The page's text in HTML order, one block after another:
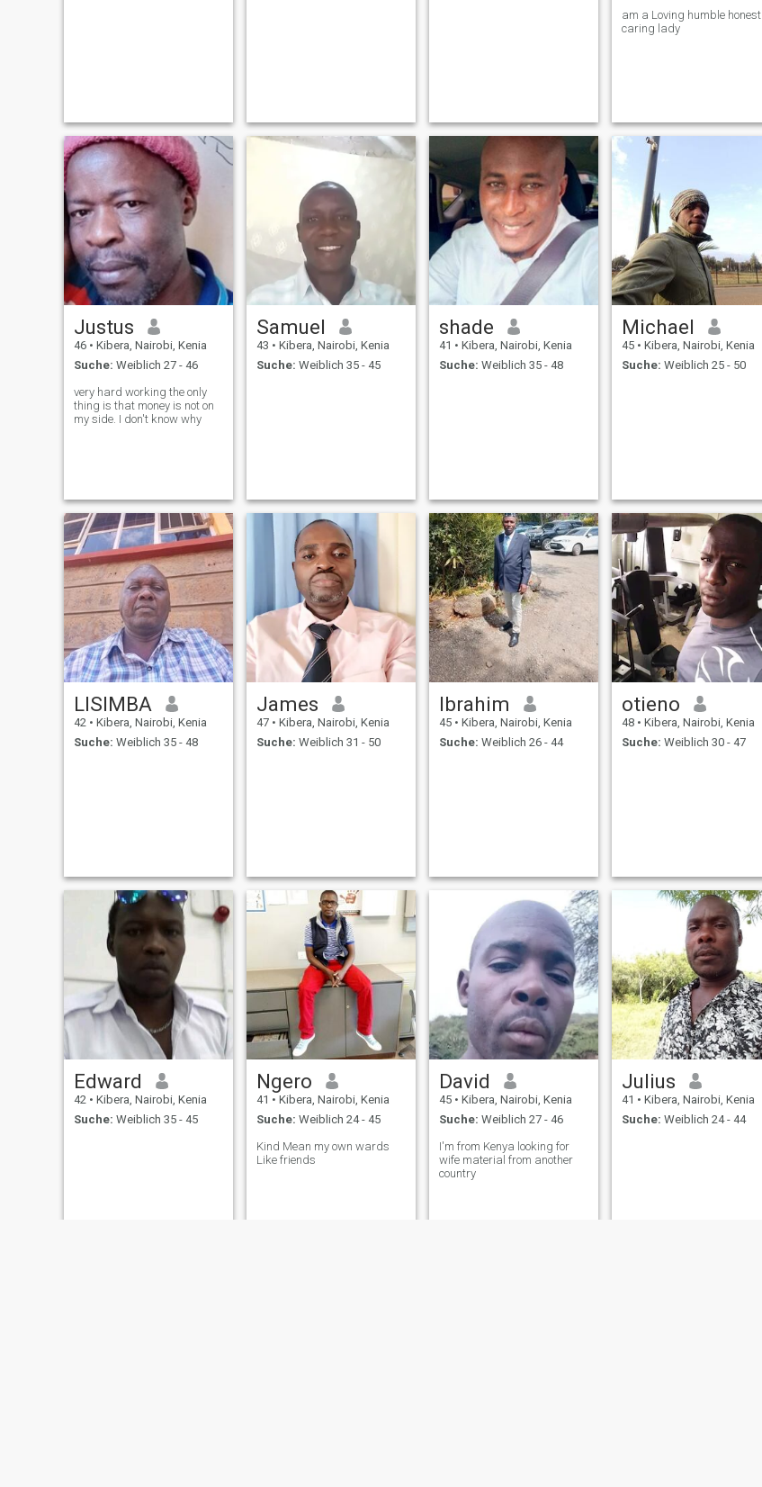
am a Loving humble honest
caring lady
Justus
46 • Kibera, Nairobi, Kenia
Suche: Weiblich 27 - 46
very hard working the only
thing is that money is not on
my side. I don't know why
Samuel
43 • Kibera, Nairobi, Kenia
Suche: Weiblich 35 - 45
shade
41 • Kibera, Nairobi, Kenia
Suche: Weiblich 35 - 48
Michael
45 • Kibera, Nairobi, Kenia
Suche: Weiblich 25 - 50
LISIMBA
42 • Kibera, Nairobi, Kenia
Suche: Weiblich 35 - 48
James
47 • Kibera, Nairobi, Kenia
Suche: Weiblich 31 - 50
Ibrahim
45 • Kibera, Nairobi, Kenia
Suche: Weiblich 26 - 44
otieno
48 • Kibera, Nairobi, Kenia
Suche: Weiblich 30 - 47
Edward
42 • Kibera, Nairobi, Kenia
Suche: Weiblich 35 - 45
Ngero
41 • Kibera, Nairobi, Kenia
Suche: Weiblich 24 - 45
Kind Mean my own wards
Like friends
David
45 • Kibera, Nairobi, Kenia
Suche: Weiblich 27 - 46
I'm from Kenya looking for
wife material from another
country
Julius
41 • Kibera, Nairobi, Kenia
Suche: Weiblich 24 - 44